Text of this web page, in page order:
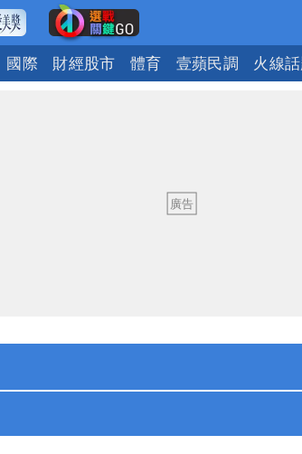
國際 財經股市 體育 壹蘋民調 火線